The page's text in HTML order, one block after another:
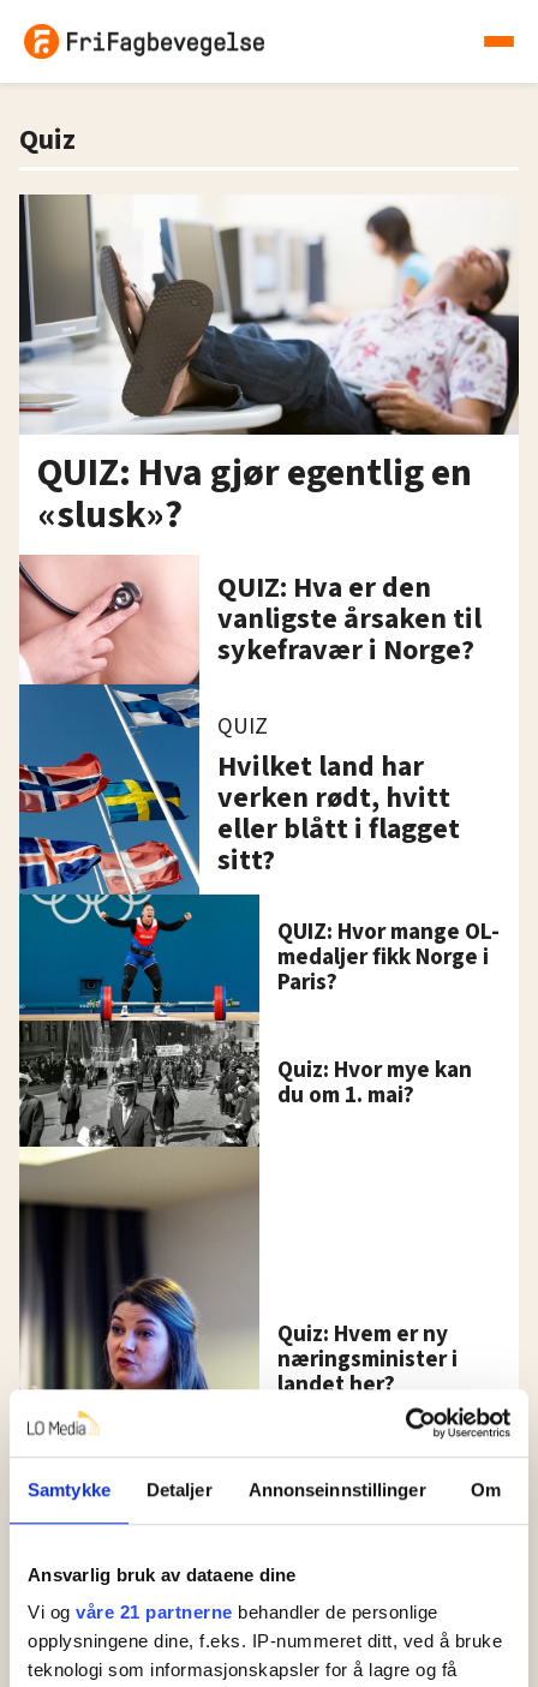
Samtykke Detaljer Annonseinnstillinger Om
Ansvarlig bruk av dataene dine
Vi og våre 21 partnerne behandler de personlige
opplysningene dine, f.eks. IP-nummeret ditt, ved å bruke
teknologi som informasjonskapsler for å lagre og få
Quiz
QUIZ: Hva gjør egentlig en
«slusk»?
QUIZ: Hva er den
vanligste årsaken til
sykefravær i Norge?
QUIZ
Hvilket land har
verken rødt, hvitt
eller blått i flagget
sitt?
QUIZ: Hvor mange OL-
medaljer fikk Norge i
Paris?
Quiz: Hvor mye kan
du om 1. mai?
Quiz: Hvem er ny
næringsminister i
landet her?